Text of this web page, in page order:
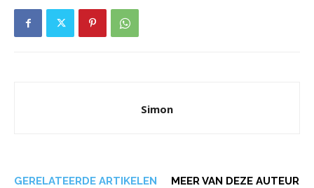
Simon
GERELATEERDE ARTIKELEN MEER VAN DEZE AUTEUR